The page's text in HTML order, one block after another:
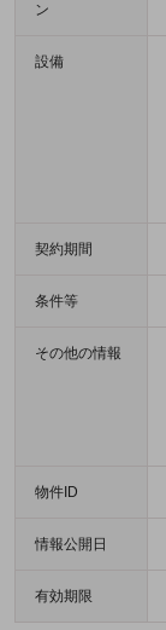
ン
設備
契約期間
条件等
その他の情報
物件ID
情報公開日
有効期限